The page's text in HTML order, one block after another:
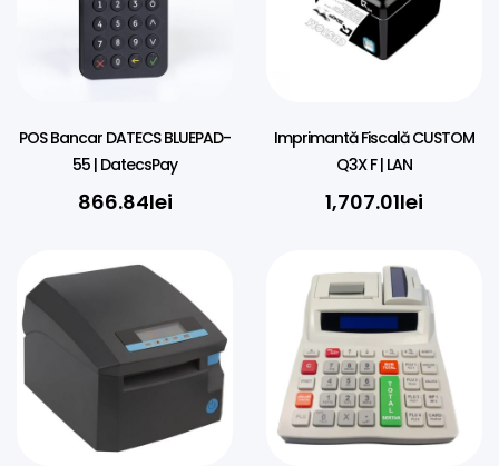
POS Bancar DATECS BLUEPAD-
55 | DatecsPay
866.84lei
Imprimantă Fiscală CUSTOM
Q3X F | LAN
1,707.01lei